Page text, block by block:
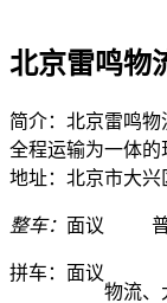
北京雷鸣物
简介：北京雷鸣物
全程运输为一体
地址：北京市大
整车： 面议
拼车： 面议
物流、